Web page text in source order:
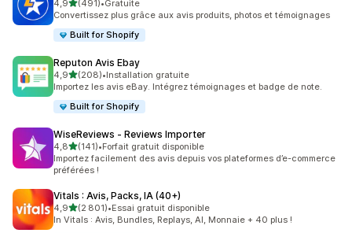
4,9étoile(s) sur 5
(491)
491 avis au total
•Gratuite
Convertissez plus grâce aux avis produits, photos et témoignages
Built for Shopify
Reputon Avis Ebay
4,9étoile(s) sur 5
(208)
208 avis au total
•Installation gratuite
Importez les avis eBay. Intégrez témoignages et badge de note.
Built for Shopify
WiseReviews ‑ Reviews Importer
4,8étoile(s) sur 5
(141)
141 avis au total
•Forfait gratuit disponible
Importez facilement des avis depuis vos plateformes d’e-commerce
préférées !
Vitals : Avis, Packs, IA (40+)
4,9étoile(s) sur 5
(2 801)
2801 avis au total
•Essai gratuit disponible
In Vitals : Avis, Bundles, Replays, AI, Monnaie + 40 plus !